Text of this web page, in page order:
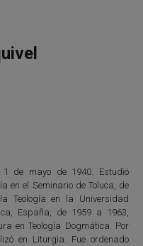
1 de mayo de 1940. Estudió
en el Seminario de Toluca, de
Teología en la Universidad
España, de 1959 a 1963,
en Teología Dogmática. Por
en Liturgia. Fue ordenado